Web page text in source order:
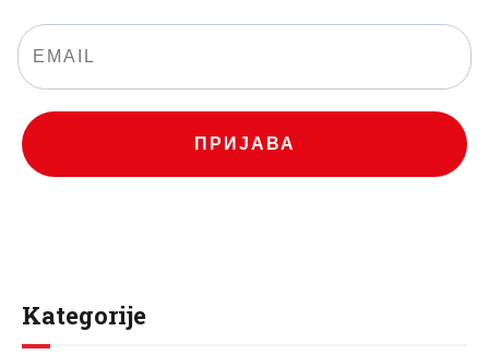
ПРИЈАВА
Kategorije